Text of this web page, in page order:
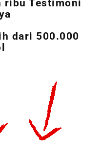
ribu Testimoni
dari 500.000